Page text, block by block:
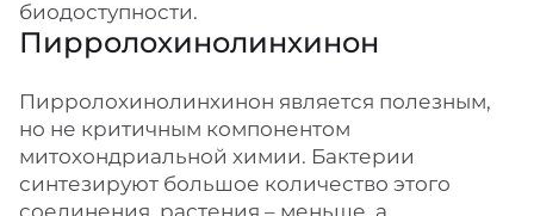
биодоступности.
Пирролохинолинхинон
Пирролохинолинхинон является полезным,
но не критичным компонентом
митохондриальной химии. Бактерии
синтезируют большое количество этого
соединения, растения – меньше, а